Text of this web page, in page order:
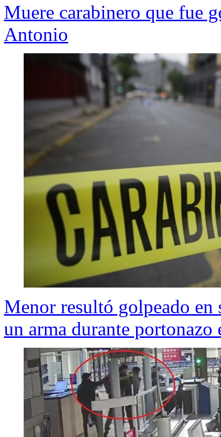
Muere carabinero que fue
Antonio
Menor resultó golpeado en
un arma durante portonazo